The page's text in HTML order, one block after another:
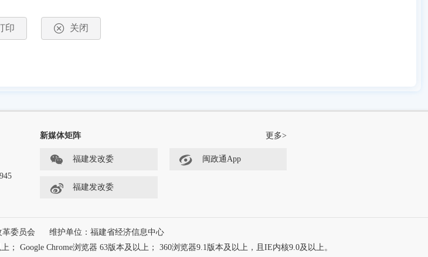
印 关闭
新媒体矩阵 更多>
福建发改委 闽政通App
福建发改委
革委员会
维护单位：福建省经济信息中心
Google Chrome浏览器 63版本及以上； 360浏览器9.1版本及以上，且IE内核9.0及以上。